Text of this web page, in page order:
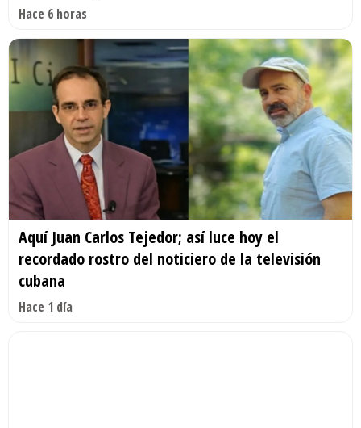
Hace 6 horas
Aquí Juan Carlos Tejedor; así luce hoy el
recordado rostro del noticiero de la televisión
cubana
Hace 1 día